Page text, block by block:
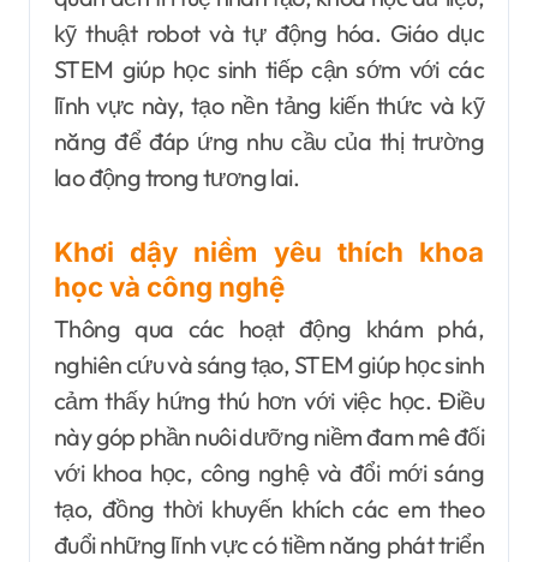
kỹ thuật robot và tự động hóa. Giáo dục
STEM giúp học sinh tiếp cận sớm với các
lĩnh vực này, tạo nền tảng kiến thức và kỹ
năng để đáp ứng nhu cầu của thị trường
lao động trong tương lai.
Khơi dậy niềm yêu thích khoa
học và công nghệ
Thông qua các hoạt động khám phá,
nghiên cứu và sáng tạo, STEM giúp học sinh
cảm thấy hứng thú hơn với việc học. Điều
này góp phần nuôi dưỡng niềm đam mê đối
với khoa học, công nghệ và đổi mới sáng
tạo, đồng thời khuyến khích các em theo
đuổi những lĩnh vực có tiềm năng phát triển